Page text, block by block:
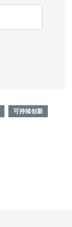
可持续创新